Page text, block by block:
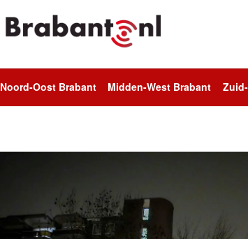
Noord-Oost Brabant Midden-West Brabant